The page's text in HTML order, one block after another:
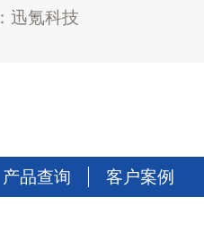
：迅氪科技
产品查询 客户案例